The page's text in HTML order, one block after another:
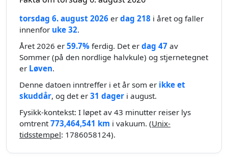
torsdag 6. august 2026 er dag 218 i året og faller
innenfor uke 32.
Året 2026 er 59.7% ferdig. Det er dag 47 av
Sommer (på den nordlige halvkule) og stjernetegnet
er Løven.
Denne datoen inntreffer i et år som er ikke et
skuddår, og det er 31 dager i august.
Fysikk-kontekst: I løpet av 43 minutter reiser lys
omtrent773,464,541 km i vakuum. (Unix-
tidsstempel: 1786058124).